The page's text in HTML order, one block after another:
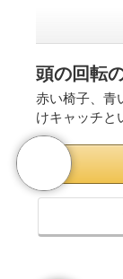
頭の回転
赤い椅子、青
けキャッチと